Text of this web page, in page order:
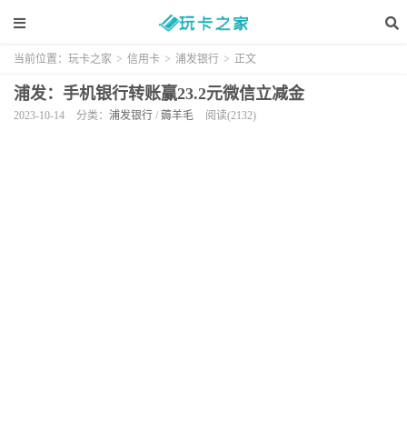
当前位置： 玩卡之家 > 信用卡 > 浦发银行 > 正文
浦发：手机银行转账赢23.2元微信立减金
2023-10-14 分类： 浦发银行 / 薅羊毛 阅读(2132)